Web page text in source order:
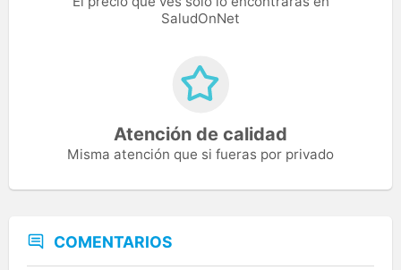
SaludOnNet
Atención de calidad
Misma atención que si fueras por privado
COMENTARIOS